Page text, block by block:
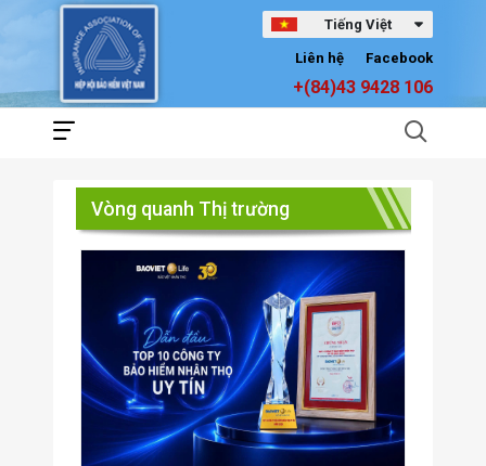
Tiếng Việt
Facebook
Liên hệ
+(84)43 9428 106
Vòng quanh Thị trường